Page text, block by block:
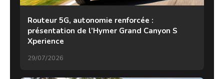
Routeur 5G, autonomie renforcée :
présentation de l’Hymer Grand Canyon S
Xperience
29/07/2026